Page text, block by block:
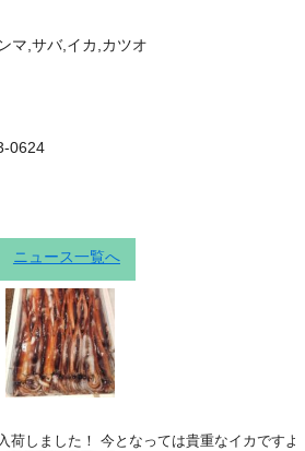
マ,サバ,イカ,カツオ
0624
ニュース一覧へ
荷しました！ 今となっては貴重なイカですよ